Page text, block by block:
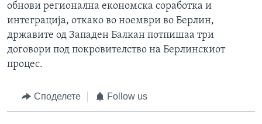
обнови регионална економска соработка и
интеграција, откако во ноември во Берлин,
државите од Западен Балкан потпишаа три
договори под покровителство на Берлинскиот
процес.
Споделете Follow us